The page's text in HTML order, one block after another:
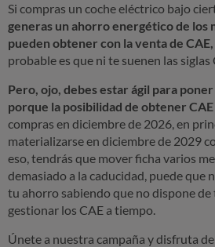
Si compras un coche eléctrico bajo
generas un ahorro energético de los
pueden obtener con la venta de CAE,
probable es que ni te suenen las siglas
Pero, ojo, debes estar ágil para
porque la posibilidad de obtener CAE
compras en diciembre de 2026, en
materializarse en diciembre de 2029
eso, tendrás que mover ficha varios
demasiado a la caducidad, puede que
tu ahorro sabiendo que no dispone
gestionar los CAE a tiempo.
Únete a nuestra campaña y disfruta